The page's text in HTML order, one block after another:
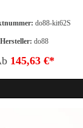
do88-kit62S
Hersteller:do88
145,63 €*